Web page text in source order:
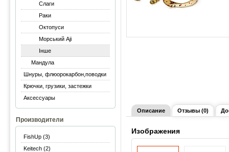
Слаги
Раки
Октопуси
Морський Aji
Інше
Мандула
Шнуры, флюорокарбон,поводки
Крючки, грузики, застежки
Аксессуары
Производители
FishUp (3)
Keitech (2)
Описание Отзывы (0)
Изображения